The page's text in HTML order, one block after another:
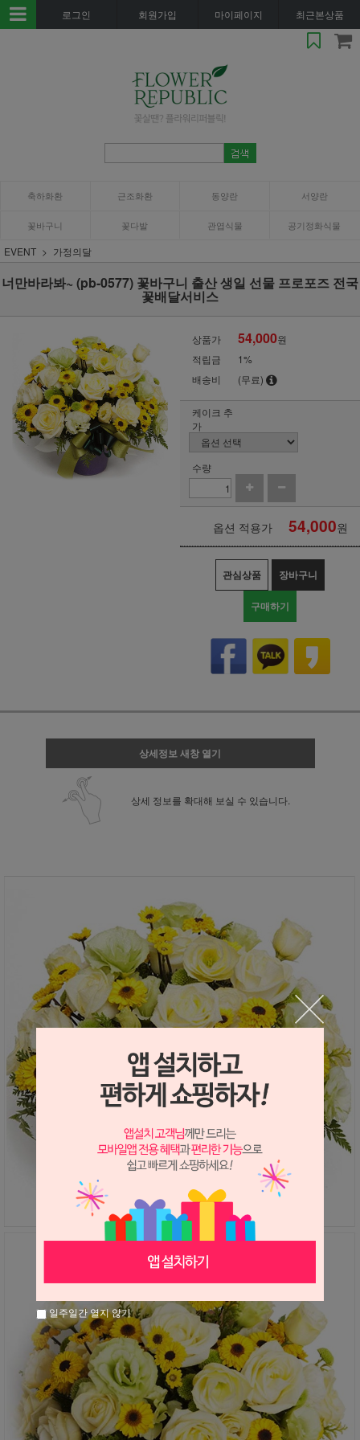
로그인 회원가입 마이페이지 최근본상품
축하화환 근조화환 동양란 서양란
꽃바구니 꽃다발 관엽식물 공기정화식물
EVENT 가정의달
너만바라봐~ (pb-0577) 꽃바구니 출산 생일 선물 프로포즈 전국
꽃배달서비스
상품가 54,000원
적립금
1%
배송비
(무료)
케이크 추
가
수량
옵션 적용가 54,000원
관심상품 장바구니
구매하기
상세정보 새창 열기
상세 정보를 확대해 보실 수 있습니다.
일주일간 열지 않기